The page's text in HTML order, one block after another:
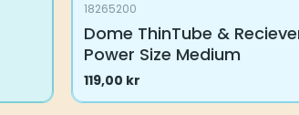
18265200
Dome ThinTube &
Power Size Medium
119,00 kr